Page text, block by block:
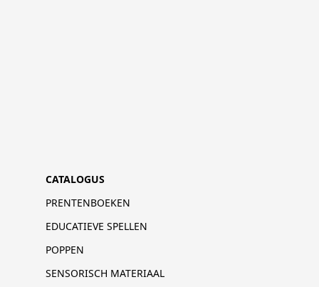
CATALOGUS
PRENTENBOEKEN
EDUCATIEVE SPELLEN
POPPEN
SENSORISCH MATERIAAL